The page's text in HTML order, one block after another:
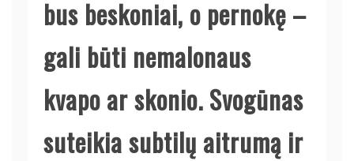
bus beskoniai, o pernokę –
gali būti nemalonaus
kvapo ar skonio. Svogūnas
suteikia subtilų aitrumą ir